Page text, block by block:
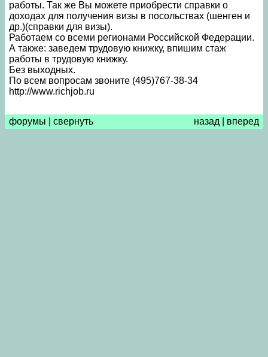
работы. Так же Вы можете приобрести справки о
доходах для получения визы в посольствах (шенген и
др.)(справки для визы).
Работаем со всеми регионами Российской Федерации.
А также: заведем трудовую книжку, впишим стаж
работы в трудовую книжку.
Без выходных.
По всем вопросам звоните (495)767-38-34
http://www.richjob.ru
форумы свернуть назад вперед